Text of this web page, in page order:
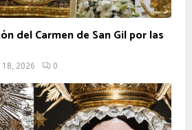
del Carmen de San Gil por las
2026 0